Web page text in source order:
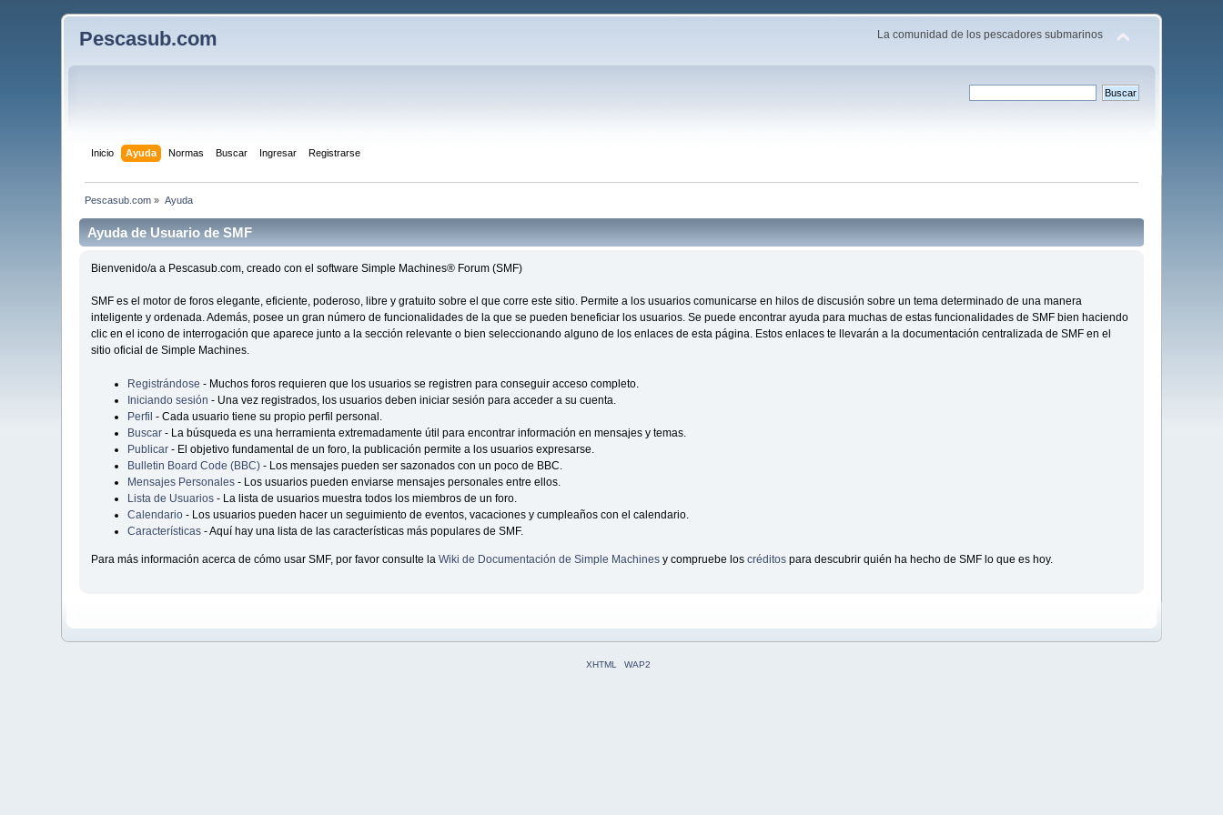
Pescasub.com La comunidad de los pescadores submarinos
Inicio Ayuda Normas Buscar Ingresar Registrarse
Pescasub.com » Ayuda
Ayuda de Usuario de SMF
Bienvenido/a a Pescasub.com, creado con el software Simple Machines® Forum (SMF)
SMF es el motor de foros elegante, eficiente, poderoso, libre y gratuito sobre el que corre este sitio. Permite a los usuarios comunicarse en hilos de discusión sobre un tema determinado de una manera
inteligente y ordenada. Además, posee un gran número de funcionalidades de la que se pueden beneficiar los usuarios. Se puede encontrar ayuda para muchas de estas funcionalidades de SMF bien haciendo
clic en el icono de interrogación que aparece junto a la sección relevante o bien seleccionando alguno de los enlaces de esta página. Estos enlaces te llevarán a la documentación centralizada de SMF en el
sitio oficial de Simple Machines.
Registrándose - Muchos foros requieren que los usuarios se registren para conseguir acceso completo.
Iniciando sesión - Una vez registrados, los usuarios deben iniciar sesión para acceder a su cuenta.
Perfil - Cada usuario tiene su propio perfil personal.
Buscar- La búsqueda es una herramienta extremadamente útil para encontrar información en mensajes y temas.
Publicar- El objetivo fundamental de un foro, la publicación permite a los usuarios expresarse.
Bulletin Board Code (BBC) - Los mensajes pueden ser sazonados con un poco de BBC.
Mensajes Personales- Los usuarios pueden enviarse mensajes personales entre ellos.
Lista de Usuarios- La lista de usuarios muestra todos los miembros de un foro.
Calendario- Los usuarios pueden hacer un seguimiento de eventos, vacaciones y cumpleaños con el calendario.
Características- Aquí hay una lista de las características más populares de SMF.
Para más información acerca de cómo usar SMF, por favor consulte la Wiki de Documentación de Simple Machinesy compruebe los créditospara descubrir quién ha hecho de SMF lo que es hoy.
XHTML WAP2